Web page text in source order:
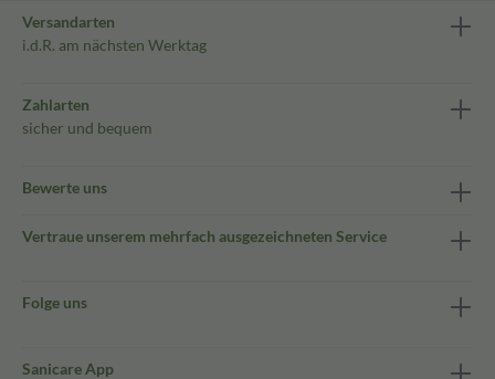
Versandarten
i.d.R. am nächsten Werktag
Zahlarten
sicher und bequem
Bewerte uns
Vertraue unserem mehrfach ausgezeichneten Service
Folge uns
Sanicare App